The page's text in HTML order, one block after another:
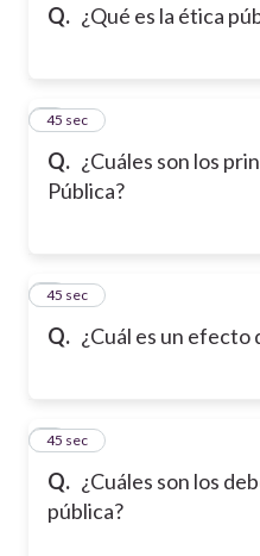
Q. ¿Qué es la ética
Q. ¿Cuáles son los
Pública?
4
45 sec
Q. ¿Cuál es un efecto
5
45 sec
Q. ¿Cuáles son los
pública?
6
45 sec